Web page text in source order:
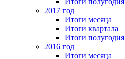
2017 год
Итоги месяца
Итоги квартала
Итоги полугодия
2016 год
Итоги месяца